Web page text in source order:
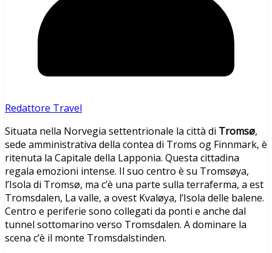
Redattore Travel
Situata nella Norvegia settentrionale la città di Tromsø,
sede amministrativa della contea di Troms og Finnmark, è
ritenuta la Capitale della Lapponia. Questa cittadina
regala emozioni intense. Il suo centro è su Tromsøya,
l’Isola di Tromsø, ma c’è una parte sulla terraferma, a est
Tromsdalen, La valle, a ovest Kvaløya, l’Isola delle balene.
Centro e periferie sono collegati da ponti e anche dal
tunnel sottomarino verso Tromsdalen. A dominare la
scena c’è il monte Tromsdalstinden.